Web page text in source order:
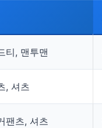
티, 맨투맨
, 셔츠
팬츠, 셔츠